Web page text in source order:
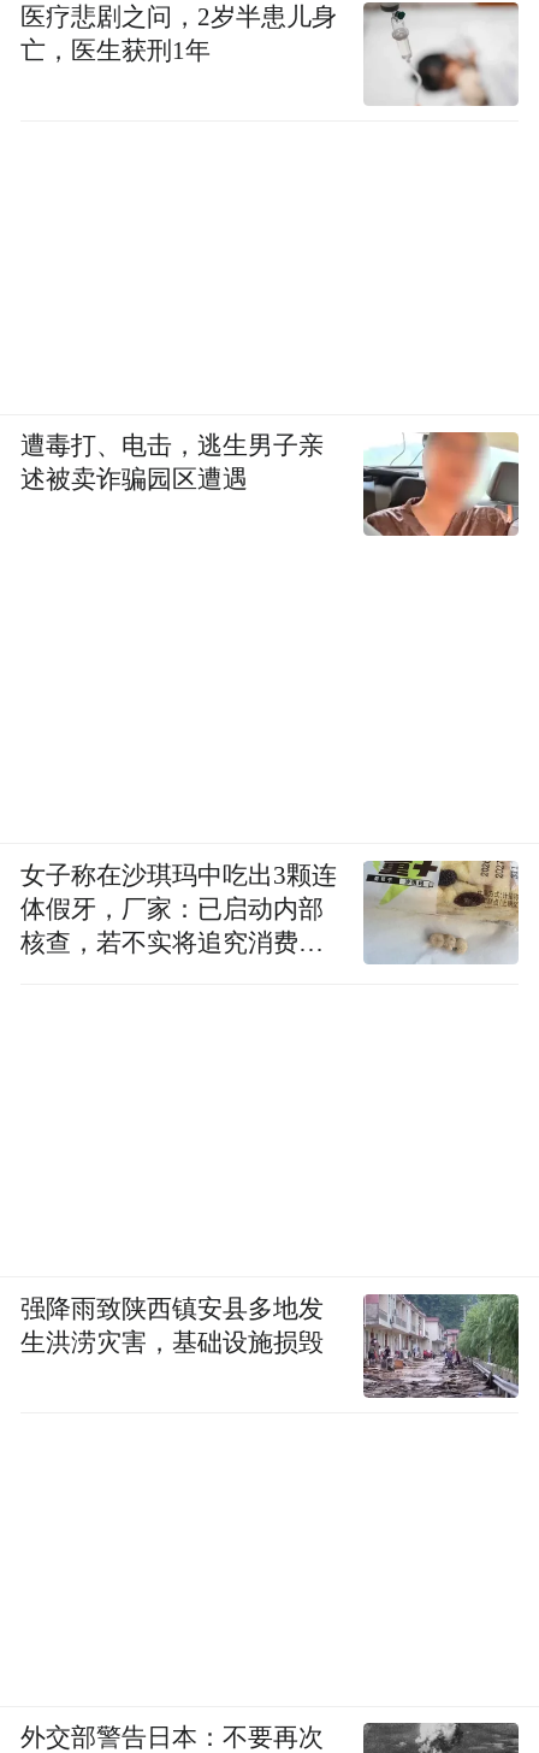
医疗悲剧之问，2岁半患儿身
亡，医生获刑1年
遭毒打、电击，逃生男子亲
述被卖诈骗园区遭遇
女子称在沙琪玛中吃出3颗连
体假牙，厂家：已启动内部
核查，若不实将追究消费者
强降雨致陕西镇安县多地发
生洪涝灾害，基础设施损毁
外交部警告日本：不要再次